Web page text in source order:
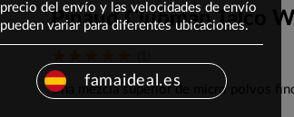
Pinaud Clubman Talco
Una mezcla superior de micro polvos
precio del envío y las velocidades de envío
pueden variar para diferentes ubicaciones.
famaideal.es